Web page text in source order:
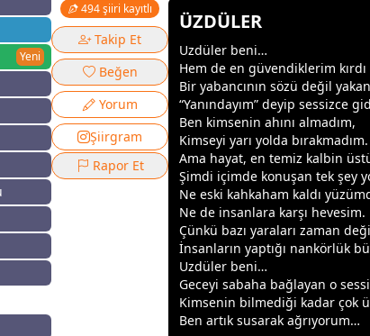
Yeni
494 şiiri kayıtlı
Takip Et
Beğen
Yorum
Şiirgram
Rapor Et
ÜZDÜLER
Uzdüler beni…
Hem de en güvendiklerim
Bir yabancının sözü değil yakan
“Yanındayım” deyip sessizce
Ben kimsenin ahını almadım,
Kimseyi yarı yolda bırakmadım.
Ama hayat, en temiz kalbin
Şimdi içimde konuşan tek şey
Ne eski kahkaham kaldı
Ne de insanlara karşı hevesim.
Çünkü bazı yaraları zaman
İnsanların yaptığı nankörlük
Uzdüler beni…
Geceyi sabaha bağlayan o
Kimsenin bilmediği kadar çok
Ben artık susarak ağrıyorum…